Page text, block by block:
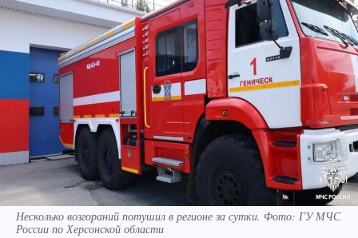
Несколько возгораний потушил в регионе за сутки. Фото: ГУ МЧС
России по Херсонской области